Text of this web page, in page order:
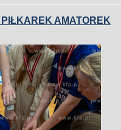
AMATOREK